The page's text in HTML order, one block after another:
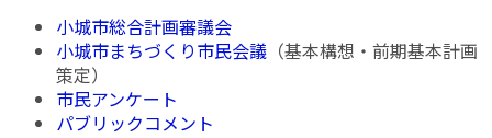
小城市総合計画審議会
小城市まちづくり市民会議 （基本構想・前期基本計画
策定）
市民アンケート
パブリックコメント